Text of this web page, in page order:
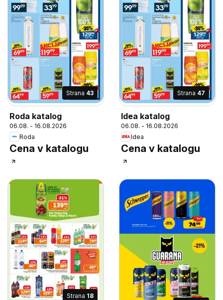
Strana 43
Roda katalog
06.08. - 16.08.2026
Roda
Cena v katalogu
Strana 47
Idea katalog
06.08. - 16.08.2026
Idea
Cena v katalogu
Strana 18